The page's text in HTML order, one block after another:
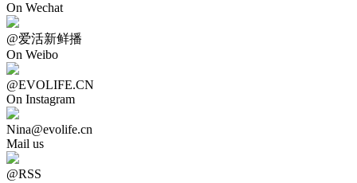
On Wechat
@爱活新鲜播
On Weibo
@EVOLIFE.CN
On Instagram
Nina@evolife.cn
Mail us
@RSS